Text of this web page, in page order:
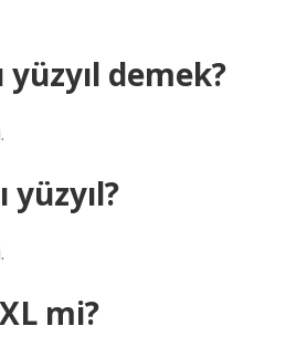
yüzyıl demek?
yüzyıl?
mi?